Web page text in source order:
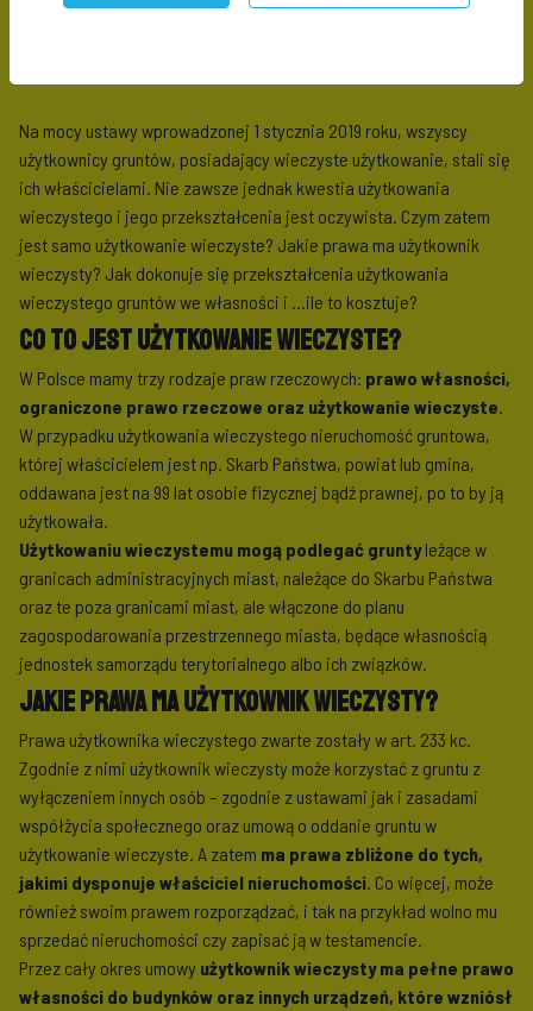
Na mocy ustawy wprowadzonej 1 stycznia 2019 roku, wszyscy
użytkownicy gruntów, posiadający wieczyste użytkowanie, stali się
ich właścicielami. Nie zawsze jednak kwestia użytkowania
wieczystego i jego przekształcenia jest oczywista. Czym zatem
jest samo użytkowanie wieczyste? Jakie prawa ma użytkownik
wieczysty? Jak dokonuje się przekształcenia użytkowania
wieczystego gruntów we własności i …ile to kosztuje?
Co to jest użytkowanie wieczyste?
W Polsce mamy trzy rodzaje praw rzeczowych: prawo własności,
ograniczone prawo rzeczowe oraz użytkowanie wieczyste.
W przypadku użytkowania wieczystego nieruchomość gruntowa,
której właścicielem jest np. Skarb Państwa, powiat lub gmina,
oddawana jest na 99 lat osobie fizycznej bądź prawnej, po to by ją
użytkowała.
Użytkowaniu wieczystemu mogą podlegać gruntyleżące w
granicach administracyjnych miast, należące do Skarbu Państwa
oraz te poza granicami miast, ale włączone do planu
zagospodarowania przestrzennego miasta, będące własnością
jednostek samorządu terytorialnego albo ich związków.
Jakie prawa ma użytkownik wieczysty?
Prawa użytkownika wieczystego zwarte zostały w art. 233 kc.
Zgodnie z nimi użytkownik wieczysty może korzystać z gruntu z
wyłączeniem innych osób – zgodnie z ustawami jak i zasadami
współżycia społecznego oraz umową o oddanie gruntu w
użytkowanie wieczyste. A zatem ma prawa zbliżone do tych,
jakimi dysponuje właściciel nieruchomości. Co więcej, może
również swoim prawem rozporządzać, i tak na przykład wolno mu
sprzedać nieruchomości czy zapisać ją w testamencie.
Przez cały okres umowy użytkownik wieczysty ma pełne prawo
własności do budynków oraz innych urządzeń, które wzniósł